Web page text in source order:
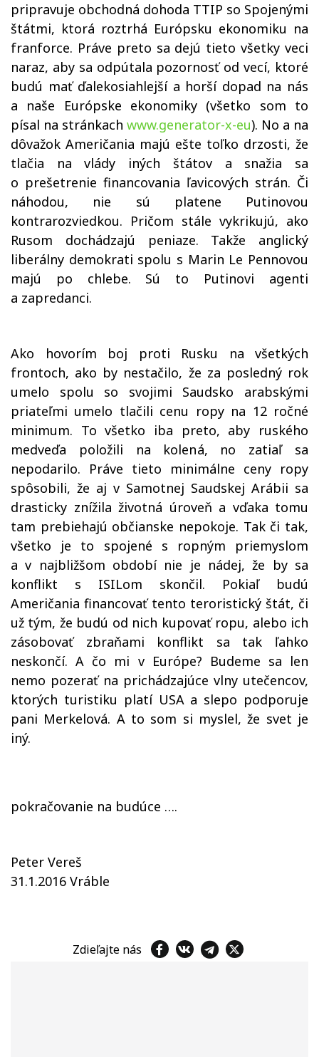
pripravuje obchodná dohoda TTIP so Spojenými
štátmi, ktorá roztrhá Európsku ekonomiku na
franforce. Práve preto sa dejú tieto všetky veci
naraz, aby sa odpútala pozornosť od vecí, ktoré
budú mať ďalekosiahlejší a horší dopad na nás
a naše Európske ekonomiky (všetko som to
písal na stránkach www.generator-x-eu). No a na
dôvažok Američania majú ešte toľko drzosti, že
tlačia na vlády iných štátov a snažia sa
o prešetrenie financovania ľavicových strán. Či
náhodou, nie sú platene Putinovou
kontrarozviedkou. Pričom stále vykrikujú, ako
Rusom dochádzajú peniaze. Takže anglický
liberálny demokrati spolu s Marin Le Pennovou
majú po chlebe. Sú to Putinovi agenti
a zapredanci.
Ako hovorím boj proti Rusku na všetkých
frontoch, ako by nestačilo, že za posledný rok
umelo spolu so svojimi Saudsko arabskými
priateľmi umelo tlačili cenu ropy na 12 ročné
minimum. To všetko iba preto, aby ruského
medveďa položili na kolená, no zatiaľ sa
nepodarilo. Práve tieto minimálne ceny ropy
spôsobili, že aj v Samotnej Saudskej Arábii sa
drasticky znížila životná úroveň a vďaka tomu
tam prebiehajú občianske nepokoje. Tak či tak,
všetko je to spojené s ropným priemyslom
a v najbližšom období nie je nádej, že by sa
konflikt s ISILom skončil. Pokiaľ budú
Američania financovať tento teroristický štát, či
už tým, že budú od nich kupovať ropu, alebo ich
zásobovať zbraňami konflikt sa tak ľahko
neskončí. A čo mi v Európe? Budeme sa len
nemo pozerať na prichádzajúce vlny utečencov,
ktorých turistiku platí USA a slepo podporuje
pani Merkelová. A to som si myslel, že svet je
iný.
pokračovanie na budúce ….
Peter Vereš
31.1.2016 Vráble
Zdieľajte nás